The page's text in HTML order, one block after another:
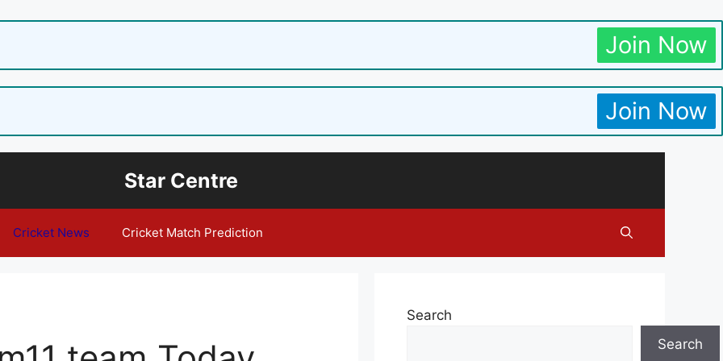
Join Now
Join Now
Star Centre
Cricket News Cricket Match Prediction
Search
Search